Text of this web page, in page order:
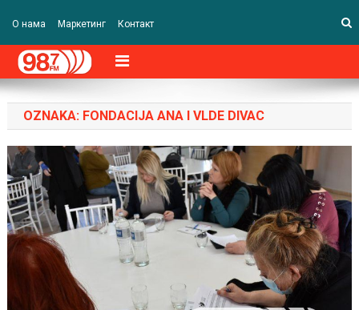
О нама Маркетинг Контакт
OZNAKA: FONDACIJA ANA I VLDE DIVAC